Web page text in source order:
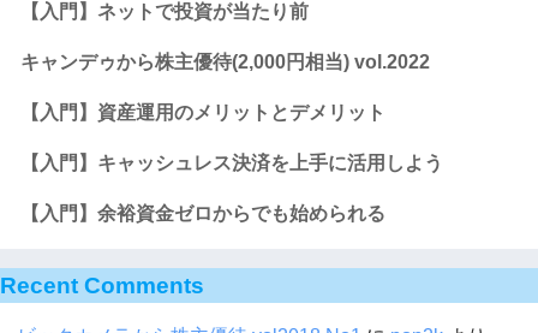
【入門】ネットで投資が当たり前
キャンデゥから株主優待(2,000円相当) vol.2022
【入門】資産運用のメリットとデメリット
【入門】キャッシュレス決済を上手に活用しよう
【入門】余裕資金ゼロからでも始められる
Recent Comments